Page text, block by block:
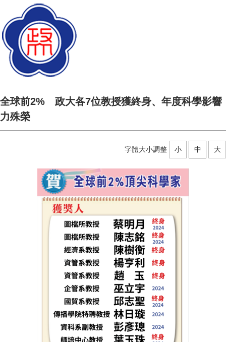
全球前2% 政大各7位教授獲終身、年度科學影響
力殊榮
字體大小調整 小 中 大